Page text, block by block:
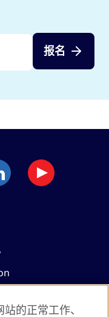
报名
的正常工作、